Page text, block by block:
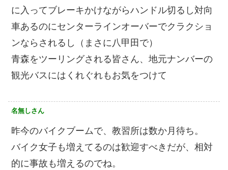
に入ってブレーキかけながらハンドル切るし対向
車あるのにセンターラインオーバーでクラクショ
ンならされるし（まさに八甲田で）
青森をツーリングされる皆さん、地元ナンバーの
観光バスにはくれぐれもお気をつけて
名無しさん
昨今のバイクブームで、教習所は数か月待ち。
バイク女子も増えてるのは歓迎すべきだが、相対
的に事故も増えるのでね。